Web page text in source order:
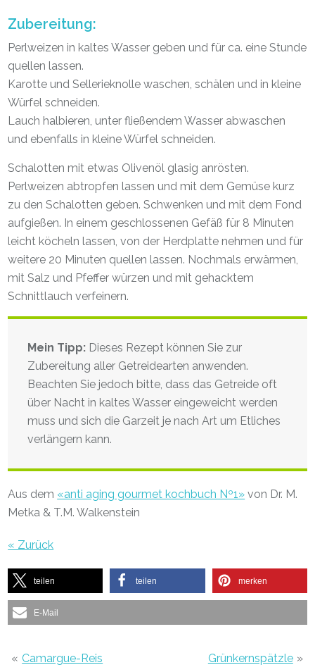
Zubereitung:
Perlweizen in kaltes Wasser geben und für ca. eine Stunde
quellen lassen.
Karotte und Sellerieknolle waschen, schälen und in kleine
Würfel schneiden.
Lauch halbieren, unter fließendem Wasser abwaschen
und ebenfalls in kleine Würfel schneiden.
Schalotten mit etwas Olivenöl glasig anrösten.
Perlweizen abtropfen lassen und mit dem Gemüse kurz
zu den Schalotten geben. Schwenken und mit dem Fond
aufgießen. In einem geschlossenen Gefäß für 8 Minuten
leicht köcheln lassen, von der Herdplatte nehmen und für
weitere 20 Minuten quellen lassen. Nochmals erwärmen,
mit Salz und Pfeffer würzen und mit gehacktem
Schnittlauch verfeinern.
Mein Tipp: Dieses Rezept können Sie zur
Zubereitung aller Getreidearten anwenden.
Beachten Sie jedoch bitte, dass das Getreide oft
über Nacht in kaltes Wasser eingeweicht werden
muss und sich die Garzeit je nach Art um Etliches
verlängern kann.
Aus dem «anti aging gourmet kochbuch Nº1» von Dr. M.
Metka & T.M. Walkenstein
« Zurück
teilen teilen merken
E-Mail
« Camargue-Reis Grünkernspätzle »